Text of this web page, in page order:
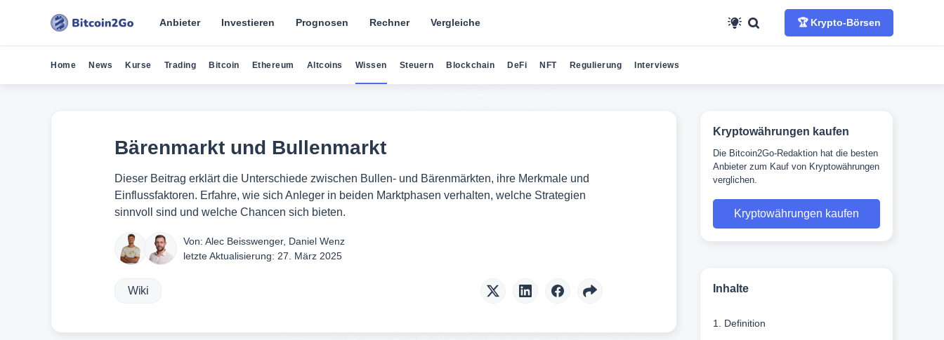
Anbieter Investieren Prognosen Rechner Vergleiche 🏆 Krypto-Börsen
Home News Kurse Trading Bitcoin Ethereum Altcoins Wissen Steuern Blockchain DeFi NFT Regulierung Interviews
Bärenmarkt und Bullenmarkt
Dieser Beitrag erklärt die Unterschiede zwischen Bullen- und Bärenmärkten, ihre Merkmale und
Einflussfaktoren. Erfahre, wie sich Anleger in beiden Marktphasen verhalten, welche Strategien
sinnvoll sind und welche Chancen sich bieten.
Von: Alec Beisswenger, Daniel Wenz
letzte Aktualisierung: 27. März 2025
Wiki
Kryptowährungen kaufen
Die Bitcoin2Go-Redaktion hat die besten
Anbieter zum Kauf von Kryptowährungen
verglichen.
Kryptowährungen kaufen
Inhalte
1. Definition